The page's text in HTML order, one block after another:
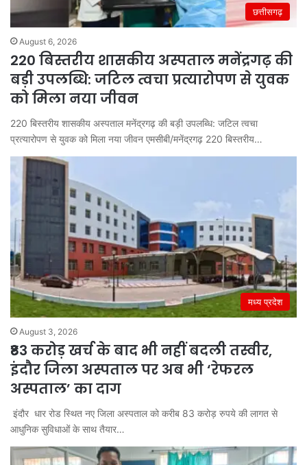
छत्तीसगढ़
August 6, 2026
220 बिस्तरीय शासकीय अस्पताल मनेंद्रगढ़ की
बड़ी उपलब्धि: जटिल त्वचा प्रत्यारोपण से युवक
को मिला नया जीवन
220 बिस्तरीय शासकीय अस्पताल मनेंद्रगढ़ की बड़ी उपलब्धि: जटिल त्वचा
प्रत्यारोपण से युवक को मिला नया जीवन एमसीबी/मनेंद्रगढ़ 220 बिस्तरीय…
मध्य प्रदेश
August 3, 2026
₹83 करोड़ खर्च के बाद भी नहीं बदली तस्वीर,
इंदौर जिला अस्पताल पर अब भी ‘रेफरल
अस्पताल’ का दाग
इंदौर धार रोड स्थित नए जिला अस्पताल को करीब 83 करोड़ रुपये की लागत से
आधुनिक सुविधाओं के साथ तैयार…